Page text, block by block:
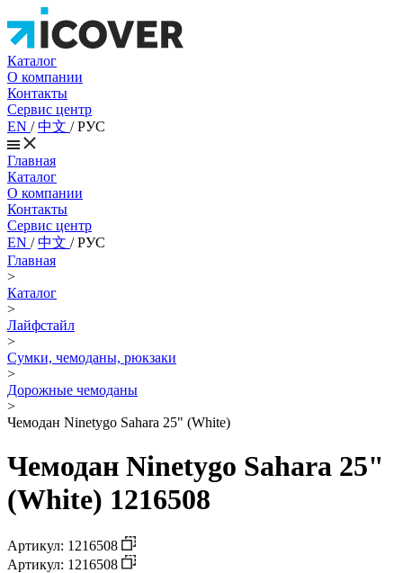
Каталог
О компании
Контакты
Сервис центр
EN /中文 /РУС
Главная
Каталог
О компании
Контакты
Сервис центр
EN /中文 /РУС
Главная
>
Каталог
>
Лайфстайл
>
Сумки, чемоданы, рюкзаки
>
Дорожные чемоданы
>
Чемодан Ninetygo Sahara 25" (White)
Чемодан Ninetygo Sahara 25"
(White) 1216508
Артикул: 1216508
Артикул: 1216508